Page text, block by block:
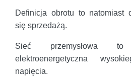
Definicja obrotu to natomiast
się sprzedażą.
Sieć przemysłowa
elektroenergetyczna
napięcia.